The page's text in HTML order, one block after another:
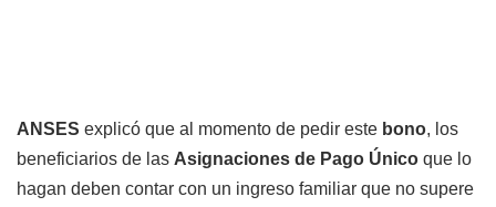
ANSES explicó que al momento de pedir este bono, los
beneficiarios de las Asignaciones de Pago Único que lo
hagan deben contar con un ingreso familiar que no supere